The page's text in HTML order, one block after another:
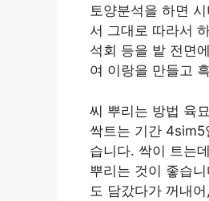
토양분석을 하면
서 그대로 따라서
석회 등을 밭 전면
여 이랑을 만들고
씨 뿌리는 방법 육
싹트는 기간 4sim5
습니다. 싹이 트는
뿌리는 것이 좋습
도 담갔다가 꺼내